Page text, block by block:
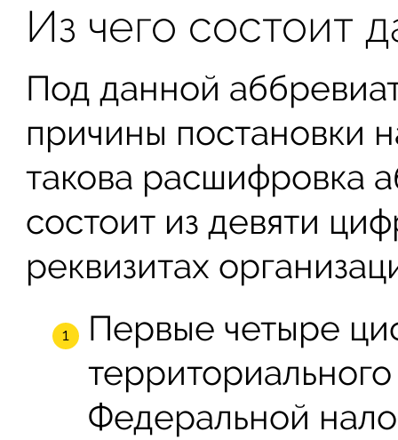
Из чего состоит
Под данной
причины постановки
такова расшифровка
состоит из девяти
реквизитах
Первые четыре
Федеральной